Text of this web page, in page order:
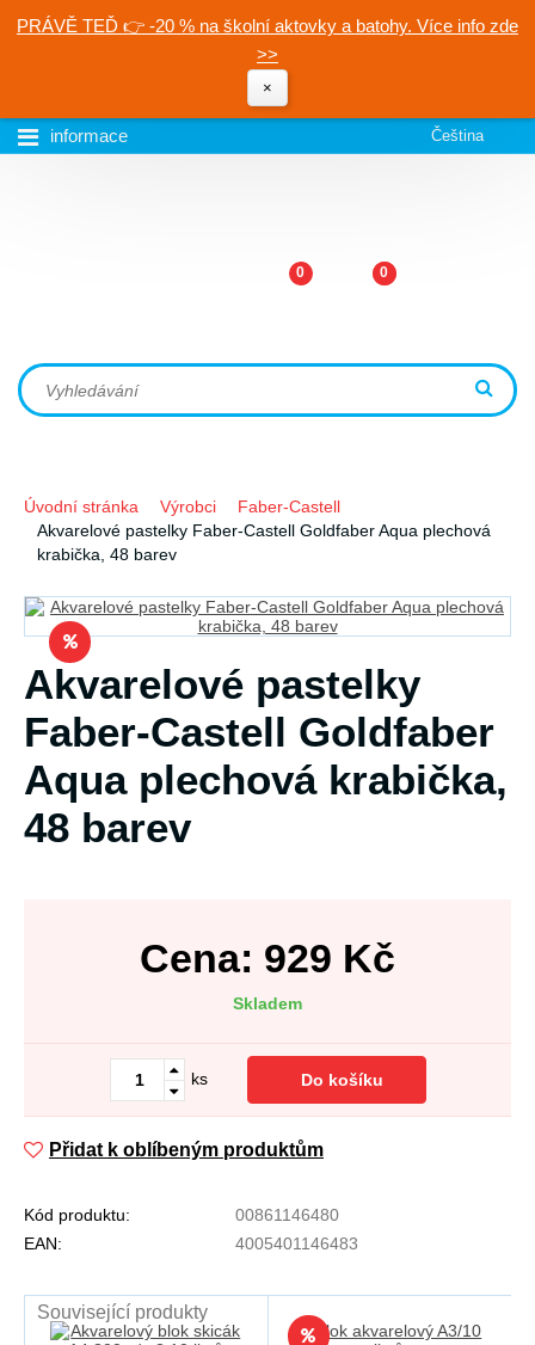
PRÁVĚ TEĎ 👉 -20 % na školní aktovky a batohy. Více info zde
>>
×
informace Čeština
0 0
Úvodní stránka Výrobci
Faber-Castell
Akvarelové pastelky Faber-Castell Goldfaber Aqua plechová
krabička, 48 barev
Akvarelové pastelky
Faber-Castell Goldfaber
Aqua plechová krabička,
48 barev
Cena: 929 Kč
Skladem
ks Do košíku
Přidat k oblíbeným produktům
Kód produktu:
00861146480
EAN:
4005401146483
Související produkty